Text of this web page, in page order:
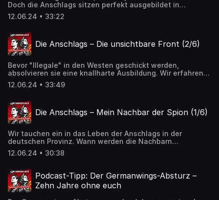
Doch die Anschlags sitzen perfekt ausgebildet in
Deutschland. Wie zwei Satelliten kreisen sie auf der
Umlaufbahn, aber die Bodenstation funkt nicht mehr. Aber
Milling und Florian Flade - WDR/NDR 2024 Von Palina
Milling, Manuel Bewarder und Florian Flade.
12.06.24 • 33:22
Die Anschlags – Die unsichtbare Front (2/6)
Bevor "Illegale" in den Westen geschickt werden,
absolvieren sie eine knallharte Ausbildung. Wir erfahren
von einem ehemaligen Spion, worauf Moskau Wert legt.
Dann führt uns die Recherche nach Österreich: das Land,
Palina Milling und Florian Flade - WDR/NDR 2024 Von
Palina Milling, Manuel Bewarder und Florian Flade.
12.06.24 • 33:49
Die Anschlags – Mein Nachbar der Spion (1/6)
Wir tauchen ein in das Leben der Anschlags in der
deutschen Provinz. Wann werden die Nachbarn
skeptisch? Warum wählt Russland ausgerechnet die
Anschlags für die geheime Mission aus? Und warum sind
Bewarder, Palina Milling und Florian Flade - WDR/NDR
2024 Von Palina Milling, Manuel Bewarder und Florian
Flade.
12.06.24 • 30:38
Podcast-Tipp: Der Germanwings-Absturz –
Zehn Jahre ohne euch